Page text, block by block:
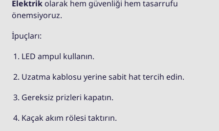
Elektrik olarak hem güvenliği hem tasarrufu
önemsiyoruz.
İpuçları:
LED ampul kullanın.
Uzatma kablosu yerine sabit hat tercih edin.
Gereksiz prizleri kapatın.
Kaçak akım rölesi taktırın.